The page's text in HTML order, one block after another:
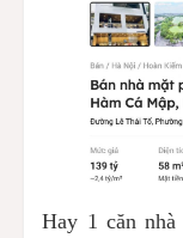
Hay 1 căn